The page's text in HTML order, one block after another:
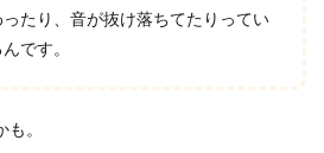
たり、音が抜け落ちてたりってい
です。
。